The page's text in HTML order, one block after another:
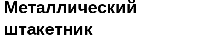
Металлический
штакетник